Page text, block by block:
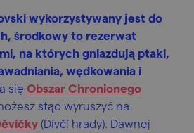
wykorzystywany jest do
środkowy to rezerwat
na których gniazdują ptaki,
wędkowania i
się Obszar Chronionego
stąd wyruszyć na
(Dívčí hrady). Dawnej